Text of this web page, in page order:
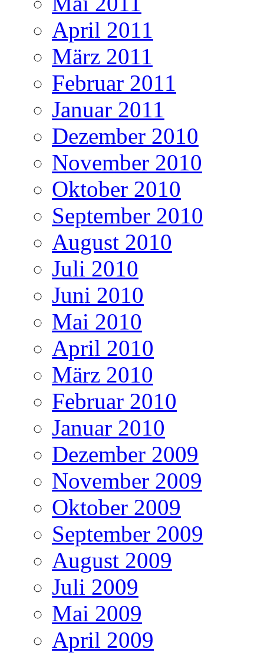
April 2011
März 2011
Februar 2011
Januar 2011
Dezember 2010
November 2010
Oktober 2010
September 2010
August 2010
Juli 2010
Juni 2010
Mai 2010
April 2010
März 2010
Februar 2010
Januar 2010
Dezember 2009
November 2009
Oktober 2009
September 2009
August 2009
Juli 2009
Mai 2009
April 2009